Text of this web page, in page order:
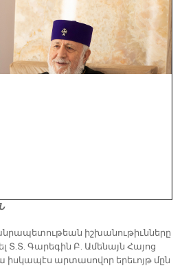
իշխանութիւնները
Տ.Տ. Գարեգին Բ. Ամենայն Հայոց
իսկապէս արտասովոր երեւոյթ մըն